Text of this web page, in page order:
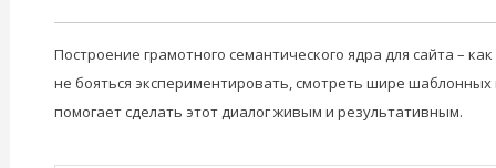
Построение грамотного семантического ядра для сайта –
не бояться экспериментировать, смотреть шире
помогает сделать этот диалог живым и результативным.